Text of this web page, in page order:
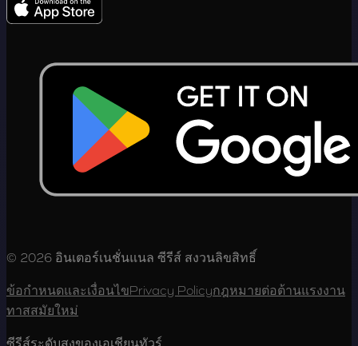
© 2026 อินเตอร์เนชั่นแนล ซีรีส์ สงวนลิขสิทธิ์
ข้อกำหนดและเงื่อนไขPrivacy Policyกฎหมายต่อต้านแรงงาน
ทาสสมัยใหม่